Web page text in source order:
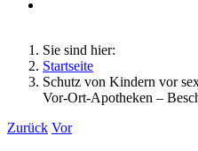
Sie sind hier:
Startseite
Schutz von Kindern vor
Vor-Ort-Apotheken –
Zurück Vor